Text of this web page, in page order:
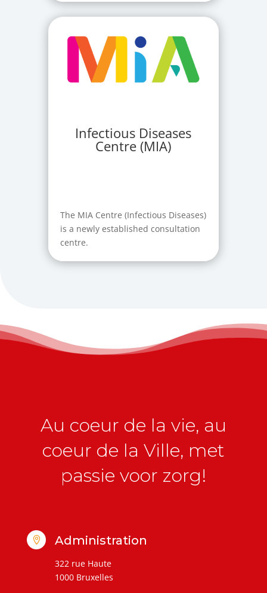
Infectious Diseases
Centre (MIA)
The MIA Centre (Infectious Diseases)
is a newly established consultation
centre.
Au coeur de la vie, au
coeur de la Ville, met
passie voor zorg!
 Administration
322 rue Haute
1000 Bruxelles